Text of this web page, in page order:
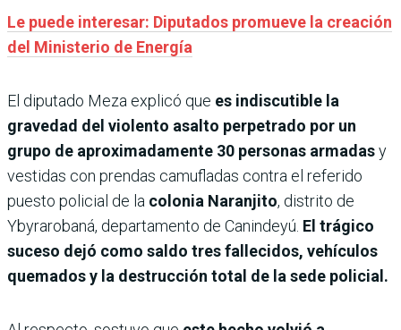
Le puede interesar: Diputados promueve la creación
del Ministerio de Energía
El diputado Meza explicó que es indiscutible la
gravedad del violento asalto perpetrado por un
grupo de aproximadamente 30 personas armadasy
vestidas con prendas camufladas contra el referido
puesto policial de la colonia Naranjito, distrito de
Ybyrarobaná, departamento de Canindeyú. El trágico
suceso dejó como saldo tres fallecidos, vehículos
quemados y la destrucción total de la sede policial.